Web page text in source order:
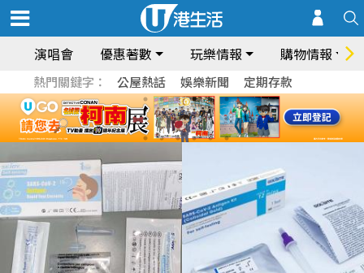
演唱會 優惠著數 玩樂情報 購物情報
熱門關鍵字： 公屋熱話 娛樂新聞 定期存款